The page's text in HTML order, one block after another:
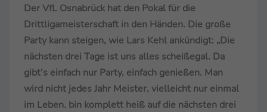
Der VfL Osnabrück hat den Pokal für die
Drittligameisterschaft in den Händen. Die große
Party kann steigen, wie Lars Kehl ankündigt: „Die
nächsten drei Tage ist uns alles scheißegal. Da
gibt’s einfach nur Party, einfach genießen. Man
wird nicht jedes Jahr Meister, vielleicht nur einmal
im Leben. bin komplett heiß auf die nächsten drei